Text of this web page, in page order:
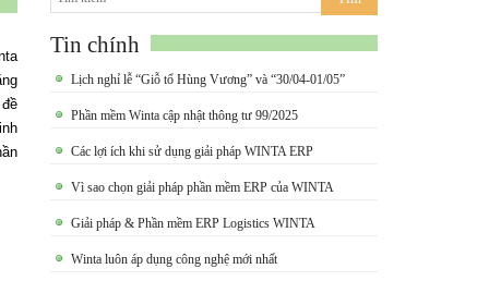
Tin chính
Lịch nghỉ lễ “Giỗ tổ Hùng Vương” và “30/04-01/05”
Phần mềm Winta cập nhật thông tư 99/2025
Các lợi ích khi sử dụng giải pháp WINTA ERP
Vì sao chọn giải pháp phần mềm ERP của WINTA
Giải pháp & Phần mềm ERP Logistics WINTA
Winta luôn áp dụng công nghệ mới nhất